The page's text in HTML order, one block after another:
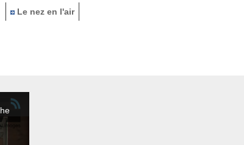
Le nez en l'air